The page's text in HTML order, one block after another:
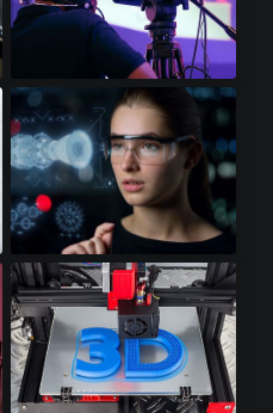
专业摄像机​
增强显示​